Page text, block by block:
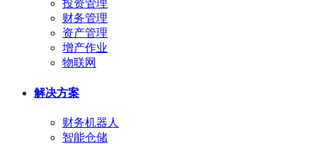
投资管理
财务管理
资产管理
增产作业
物联网
解决方案
财务机器人
智能仓储